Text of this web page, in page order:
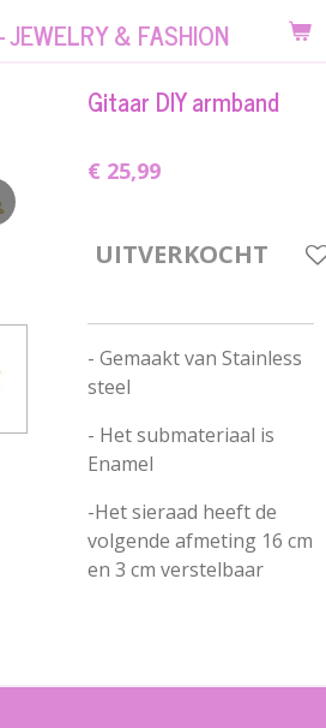
& FASHION
Gitaar DIY armband
€ 25,99
UITVERKOCHT
- Gemaakt van Stainless
steel
- Het submateriaal is
Enamel
-Het sieraad heeft de
volgende afmeting 16 cm
en 3 cm verstelbaar